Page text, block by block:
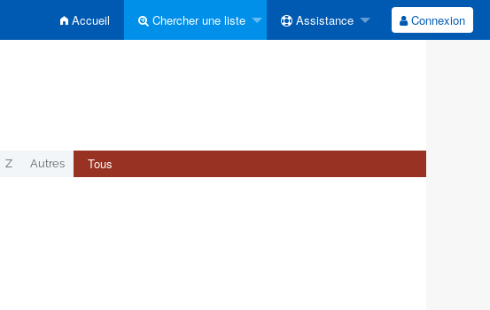
Accueil Chercher une liste Assistance Connexion
Z Autres Tous